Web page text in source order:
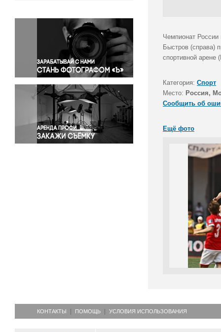
Окружающая среда
Политика
Правосудие
Происшествия и конфликты
Религия
Светская жизнь
Спорт
Экология
Экономика и бизнес
Чемпионат
Быстров (справа)
спортивной
Категория: Спорт
Место: Россия,
Сообщить об
Ещё фото
КОНТАКТЫ ПОМОЩЬ УСЛОВИЯ ИСПОЛЬЗОВАНИЯ